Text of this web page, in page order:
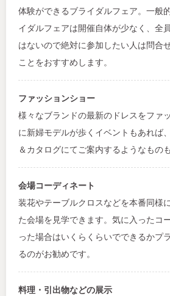
体験ができるブライダルフェア。一般
イダルフェアは開催自体が少なく、全
はないので絶対に参加したい人は問合
ことをおすすめします。
ファッションショー
様々なブランドの最新のドレスをファ
に新婦モデルが歩くイベントもあれば
＆カタログにてご案内するようなもの
会場コーディネート
装花やテーブルクロスなどを本番同様
た会場を見学できます。気に入ったコ
った場合はいくらくらいでできるかプ
るのがお勧めです。
料理・引出物などの展示